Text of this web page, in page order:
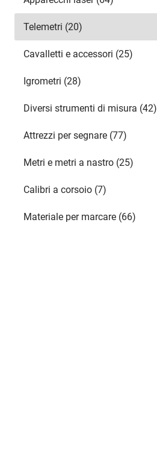
Telemetri (20)
Cavalletti e accessori (25)
Igrometri (28)
Diversi strumenti di misura (42)
Attrezzi per segnare (77)
Metri e metri a nastro (25)
Calibri a corsoio (7)
Materiale per marcare (66)